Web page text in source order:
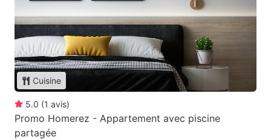
Cuisine
5.0 (1 avis)
Promo Homerez - Appartement avec piscine
partagée